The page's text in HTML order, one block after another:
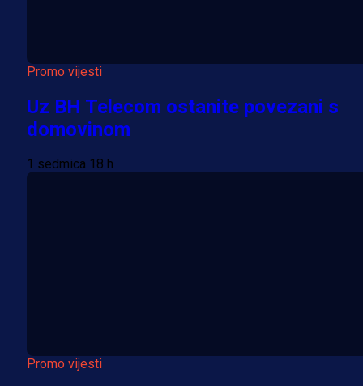
Promo vijesti
Uz BH Telecom ostanite povezani s
domovinom
1 sedmica 18 h
Promo vijesti